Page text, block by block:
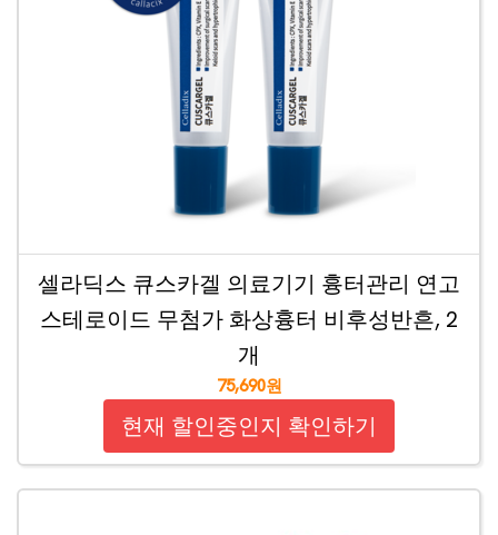
셀라딕스 큐스카겔 의료기기 흉터관리 연고
스테로이드 무첨가 화상흉터 비후성반흔, 2
개
75,690원
현재 할인중인지 확인하기